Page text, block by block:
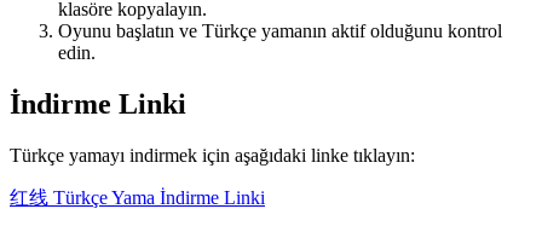
klasöre kopyalayın.
Oyunu başlatın ve Türkçe yamanın aktif olduğunu kontrol
edin.
İndirme Linki
Türkçe yamayı indirmek için aşağıdaki linke tıklayın:
红线 Türkçe Yama İndirme Linki